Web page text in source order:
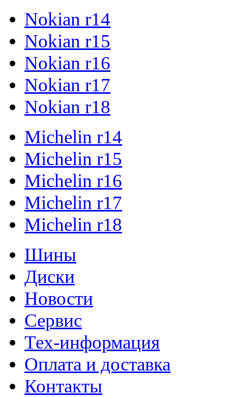
Nokian r14
Nokian r15
Nokian r16
Nokian r17
Nokian r18
Michelin r14
Michelin r15
Michelin r16
Michelin r17
Michelin r18
Шины
Диски
Новости
Сервис
Тех-информация
Оплата и доставка
Контакты